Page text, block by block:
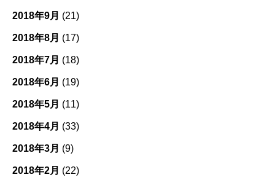
2018年9月 (21)
2018年8月 (17)
2018年7月 (18)
2018年6月 (19)
2018年5月 (11)
2018年4月 (33)
2018年3月 (9)
2018年2月 (22)